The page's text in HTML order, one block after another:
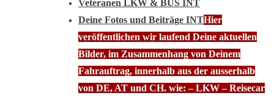
Veteranen LKW & BUS INT
Deine Fotos und Beiträge INTHier
veröffentlichen wir laufend Deine aktuellen
Bilder, im Zusammenhang von Deinem
Fahrauftrag, innerhalb aus der ausserhalb
von DE, AT und CH. wie: – LKW – Reisecar